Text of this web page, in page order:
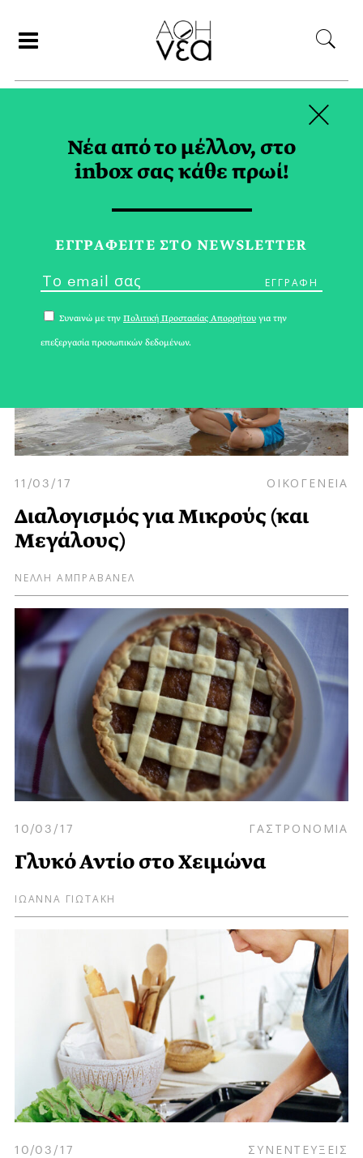
ΜΑΡΤΙΟΣ 2017
11/03/17 ΟΙΚΟΓΕΝΕΙΑ
Διαλογισμός για Μικρούς (και
Μεγάλους)
ΝΕΛΛΗ ΑΜΠΡΑΒΑΝΕΛ
10/03/17 ΓΑΣΤΡΟΝΟΜΙΑ
Γλυκό Αντίο στο Χειμώνα
ΙΩΑΝΝΑ ΓΙΩΤΑΚΗ
10/03/17 ΣΥΝΕΝΤΕΥΞΕΙΣ
Νέα από το μέλλον, στο
inbox σας κάθε πρωί!
ΕΓΓPΑΦΕΙΤΕ ΣΤΟ NEWSLETTER
Συναινώ με την Πολιτική Προστασίας Απορρήτου για την
επεξεργασία προσωπικών δεδομένων.
×